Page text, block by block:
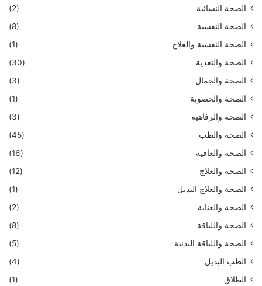
الصحة النسائية
(2)
الصحة النفسية
(8)
الصحة النفسية والعلاج
(1)
الصحة والتغذية
(30)
الصحة والجمال
(3)
الصحة والخصوبة
(1)
الصحة والرفاهية
(3)
الصحة والطب
(45)
الصحة والعافية
(16)
الصحة والعلاج
(12)
الصحة والعلاج البديل
(1)
الصحة والعناية
(2)
الصحة واللياقة
(8)
الصحة واللياقة البدنية
(5)
الطب البديل
(4)
الطلاق
(1)